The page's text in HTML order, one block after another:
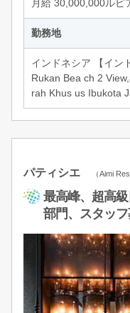
月給 30,000,000ルピ
勤務地
インドネシア 【イン
Rukan Bea ch 2
rah Khus us Ibukota
パティシエ （Aimi
最高峰、超高
部門、スタッフ